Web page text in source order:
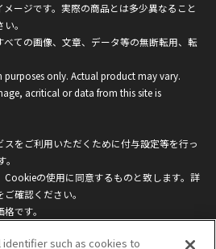
ージです。実際の商品とは多少異なること
。
ての画像、文章、データ等の無断転用、転
only. Actual product may vary.
acritical or data from this site is
をご利用いただくために付与設定等を行っ
の使用に同意するものと致します。詳
ご確認ください。
です。
identifier such as cookies to